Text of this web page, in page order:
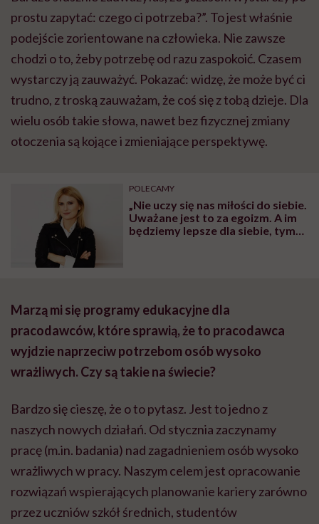
prostu zapytać: czego ci potrzeba?”. To jest właśnie
podejście zorientowane na człowieka. Nie zawsze
chodzi o to, żeby potrzebę od razu zaspokoić. Czasem
wystarczy ją zauważyć. Pokazać: widzę, że może być ci
trudno, z troską zauważam, że coś się z tobą dzieje. Dla
wielu osób takie słowa, nawet bez fizycznej zmiany
otoczenia są kojące i zmieniające perspektywę.
POLECAMY
„Nie uczy się nas miłości do siebie.
Uważane jest to za egoizm. A im
będziemy lepsze dla siebie, tym
Marzą mi się programy edukacyjne dla
pracodawców, które sprawią, że to pracodawca
wyjdzie naprzeciw potrzebom osób wysoko
wrażliwych. Czy są takie na świecie?
Bardzo się cieszę, że o to pytasz. Jest to jedno z
naszych nowych działań. Od stycznia zaczynamy
pracę (m.in. badania) nad zagadnieniem osób wysoko
wrażliwych w pracy. Naszym celem jest opracowanie
rozwiązań wspierających planowanie kariery zarówno
przez uczniów szkół średnich, studentów